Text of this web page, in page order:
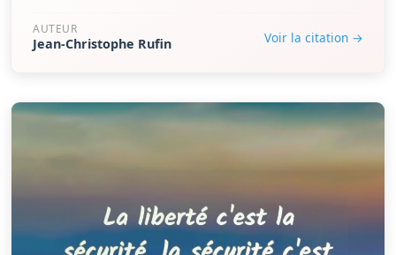
AUTEUR
Jean-Christophe Rufin Voir la citation →